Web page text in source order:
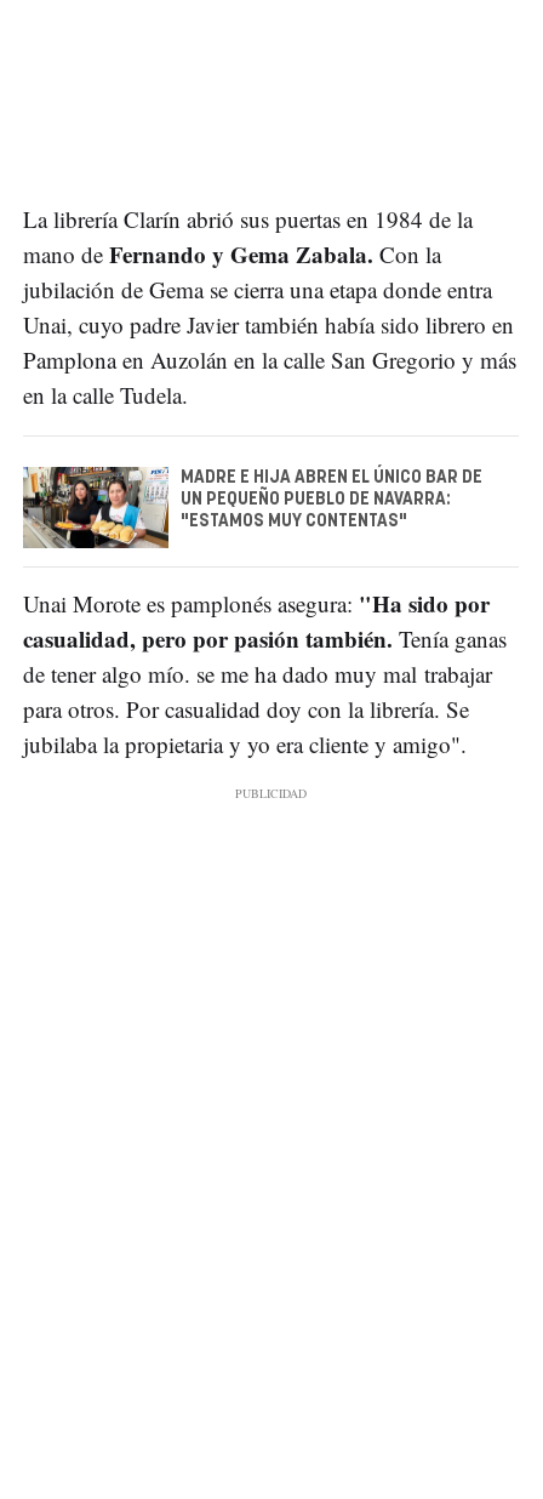
La librería Clarín abrió sus puertas en 1984 de la
mano de Fernando y Gema Zabala. Con la
jubilación de Gema se cierra una etapa donde entra
Unai, cuyo padre Javier también había sido librero en
Pamplona en Auzolán en la calle San Gregorio y más
en la calle Tudela.
MADRE E HIJA ABREN EL ÚNICO BAR DE
UN PEQUEÑO PUEBLO DE NAVARRA:
"ESTAMOS MUY CONTENTAS"
Unai Morote es pamplonés asegura: "Ha sido por
casualidad, pero por pasión también. Tenía ganas
de tener algo mío. se me ha dado muy mal trabajar
para otros. Por casualidad doy con la librería. Se
jubilaba la propietaria y yo era cliente y amigo".